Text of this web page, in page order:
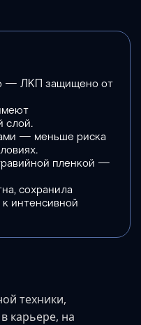
— ЛКП защищено от
слой.
— меньше риска
пленкой —
сохранила
интенсивной
техники,
карьере, на